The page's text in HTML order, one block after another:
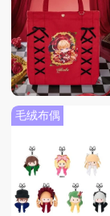
毛绒布偶